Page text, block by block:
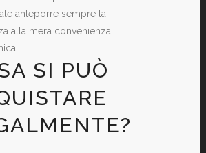
anteporre sempre la
alla mera convenienza
SI PUÒ